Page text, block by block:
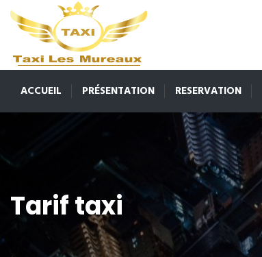
ACCUEIL PRÉSENTATION RESERVATION
Tarif taxi